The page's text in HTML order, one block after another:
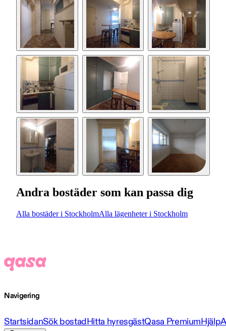
Andra bostäder som kan passa dig
Alla bostäder i StockholmAlla lägenheter i Stockholm
Navigering
StartsidanSök bostadHitta hyresgästQasa PremiumHjälp